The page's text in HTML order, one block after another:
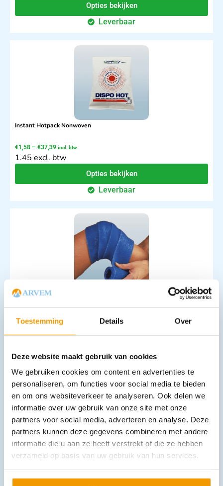
Toestemming Details Over
Deze website maakt gebruik van cookies
We gebruiken cookies om content en advertenties te
personaliseren, om functies voor social media te bieden
en om ons websiteverkeer te analyseren. Ook delen we
informatie over uw gebruik van onze site met onze
partners voor social media, adverteren en analyse. Deze
partners kunnen deze gegevens combineren met andere
informatie die u aan ze heeft verstrekt of die ze hebben
verzameld op basis van uw gebruik van hun services.
Opties bekijken
Leverbaar
Instant Hotpack Nonwoven
€1,58 – €37,39 incl. btw
1.45 excl. btw
Opties bekijken
Leverbaar
IJsverband 10 cm x 3,2 m
4 excl. btw
Leverbaar
Heltiq instant koud kompres afmeting 14 x 15cm